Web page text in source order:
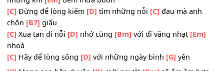
Thì[Em]thôi em ơi chớ khóc [Bm]
than làm gì
Chỉ làm[C]cho nỗi [D] đau thêm[Em]dài hơn
ĐK:[C]Quên anh đi em[D]nhé đừng gọi[Bm]tên anh
những khi
[C] Đừng để lòng kiếm[D]tìm những nỗi [C] đau mà anh